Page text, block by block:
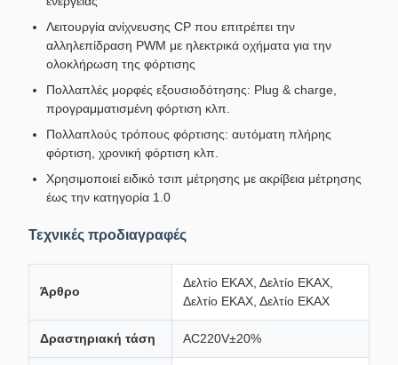
Λειτουργία ανίχνευσης CP που επιτρέπει την
αλληλεπίδραση PWM με ηλεκτρικά οχήματα για την
ολοκλήρωση της φόρτισης
Πολλαπλές μορφές εξουσιοδότησης: Plug & charge,
προγραμματισμένη φόρτιση κλπ.
Πολλαπλούς τρόπους φόρτισης: αυτόματη πλήρης
φόρτιση, χρονική φόρτιση κλπ.
Χρησιμοποιεί ειδικό τσιπ μέτρησης με ακρίβεια μέτρησης
έως την κατηγορία 1.0
Τεχνικές προδιαγραφές
Άρθρο
Δελτίο ΕΚΑΧ, Δελτίο ΕΚΑΧ,
Δελτίο ΕΚΑΧ, Δελτίο ΕΚΑΧ
Δραστηριακή τάση AC220V±20%